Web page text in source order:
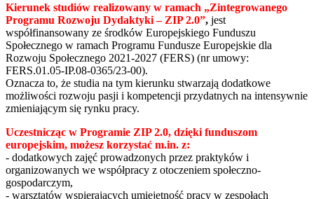
Kierunek studiów realizowany w ramach „Zintegrowanego
Programu Rozwoju Dydaktyki – ZIP 2.0”, jest
współfinansowany ze środków Europejskiego Funduszu
Społecznego w ramach Programu Fundusze Europejskie dla
Rozwoju Społecznego 2021-2027 (FERS) (nr umowy:
FERS.01.05-IP.08-0365/23-00).
Oznacza to, że studia na tym kierunku stwarzają dodatkowe
możliwości rozwoju pasji i kompetencji przydatnych na intensywnie
zmieniającym się rynku pracy.
Uczestnicząc w Programie ZIP 2.0, dzięki funduszom
europejskim, możesz korzystać m.in. z:
- dodatkowych zajęć prowadzonych przez praktyków i
organizowanych we współpracy z otoczeniem społeczno-
gospodarczym,
- warsztatów wspierających umiejętność pracy w zespołach